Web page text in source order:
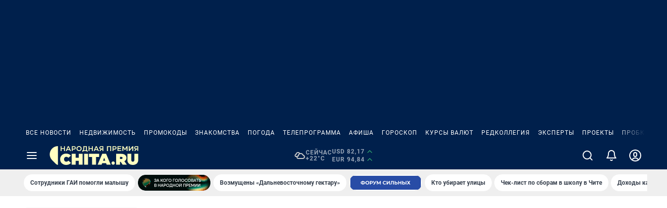
ВСЕ НОВОСТИ НЕДВИЖИМОСТЬ ПРОМОКОДЫ ЗНАКОМСТВА ПОГОДА ТЕЛЕПРОГРАММА АФИША ГОРОСКОП КУРСЫ ВАЛЮТ РЕДКОЛЛЕГИЯ ЭКСПЕРТЫ ПРОЕКТЫ ПРОБКИ
СЕЙЧАС
+22°C
USD 82,17
EUR 94,84
Сотрудники ГАИ помогли малышу Возмущены «Дальневосточному гектару» Кто убирает улицы Чек-лист по сборам в школу в Чите Доходы